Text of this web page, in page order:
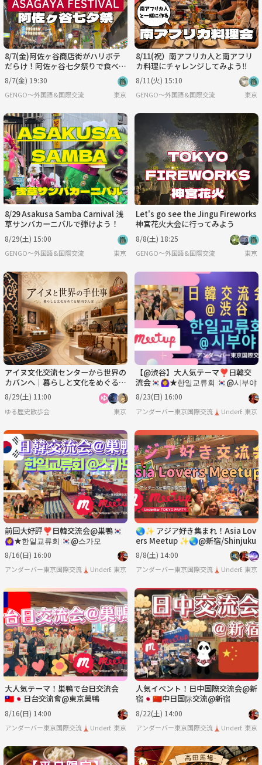
8/7(金)阿佐ヶ谷商店街がハリボテ
だらけ！阿佐ヶ谷七夕祭りで食べ歩
き🎋
8/7(金) 19:30
GENGO〜外国語&国際交流 東京
8/11(祝）南アフリカ人と南アフリ
カ料理にチャレンジしてみよう‼️
8/11(火) 15:10
GENGO〜外国語&国際交流 東京
8/29 Asakusa Samba Carnival 浅
草サンバカーニバルで弾けよう！
8/29(土) 15:00
GENGO〜外国語&国際交流 東京
Let's go see the Jingu Fireworks
神宮花火大会に行ってみよう
8/8(土) 18:25
GENGO〜外国語&国際交流 東京
アイヌ文化交流センターから世界の
カバンへ｜暮らしと文化をめぐる浅
草ものづくり散歩
8/29(土) 11:00
ゆる歴史散歩会 東京
【@渋谷】大人気テーマ❣️日韓交
流会🇰🇷🙆‍♀️★한일교류회 🇰🇷@시부야
8/23(日) 16:00
アンダーバー東京国際交流🗼UnderBar東京
前回大好評❣️日韓交流会@巣鴨🇰🇷
🙆‍♀️★한일교류회 🇰🇷@스가모
8/16(日) 16:00
アンダーバー東京国際交流🗼UnderBar TOKYO PARTY
東京
🌏✨ アジア好き集まれ！Asia Lov
ers Meetup ✨🌏@新宿/Shinjuku
8/8(土) 14:00
アンダーバー東京国際交流🗼UnderBar東京
大人気テーマ！巣鴨で台日交流会
🇹🇼🇯🇵日台交流會@東京巢鴨
8/16(日) 14:00
アンダーバー東京国際交流🗼UnderBar TOKYO PARTY
東京
人気イベント！日中国際交流会@新
宿🇯🇵🇨🇳中日国际交流@新宿
8/22(土) 14:00
アンダーバー東京国際交流🗼UnderBar東京